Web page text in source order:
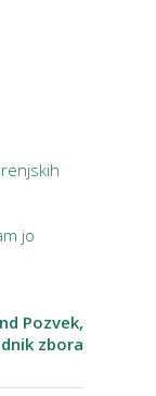
jo
Pozvek,
zbora